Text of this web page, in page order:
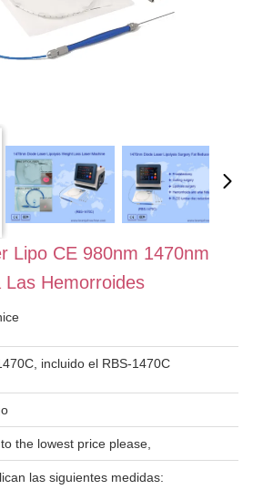
Lipo CE 980nm 1470nm
Las Hemorroides
incluido el RBS-1470C
the lowest price please,
las siguientes medidas: